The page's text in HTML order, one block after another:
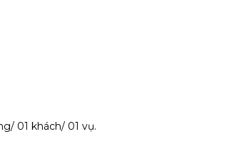
01 khách/ 01 vụ.